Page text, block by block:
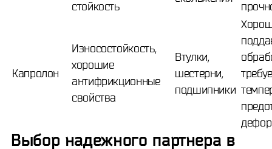
стойкость
Капролон
Износостойкость,
хорошие
антифрикционные
свойства
Втулки,
шестерни,
подшипники
Выбор надежного партнера в